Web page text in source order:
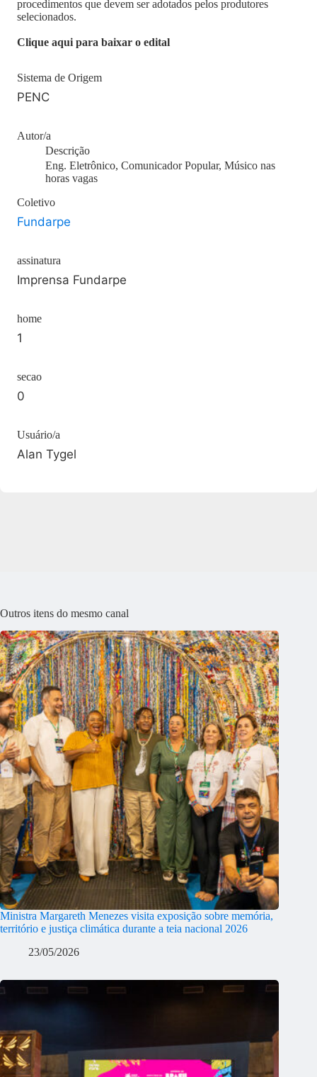
procedimentos que devem ser adotados pelos produtores
selecionados.
Clique aqui para baixar o edital
Sistema de Origem
PENC
Autor/a
Descrição
Eng. Eletrônico, Comunicador Popular, Músico nas
horas vagas
Coletivo
Fundarpe
assinatura
Imprensa Fundarpe
home
1
secao
0
Usuário/a
Alan Tygel
Outros itens do mesmo canal
Ministra Margareth Menezes visita exposição sobre memória,
território e justiça climática durante a teia nacional 2026
23/05/2026